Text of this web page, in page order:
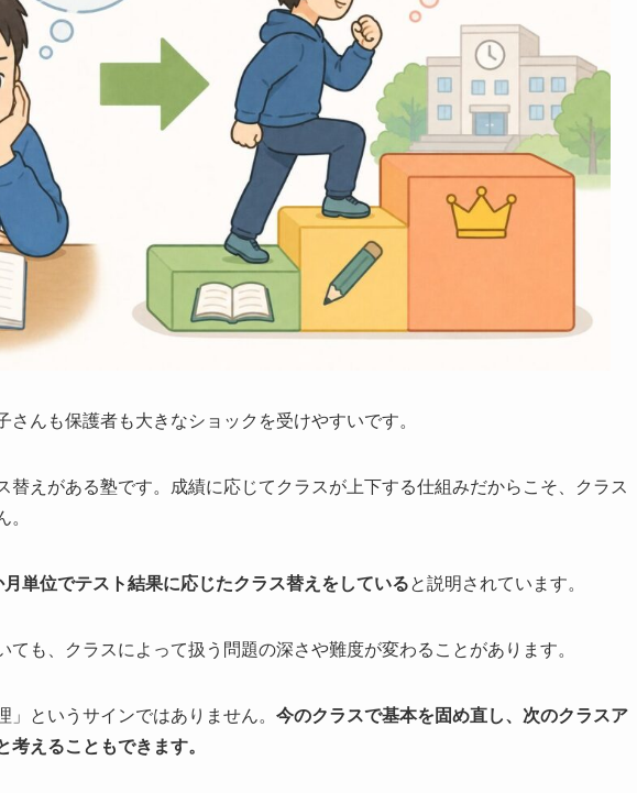
んも保護者も大きなショックを受けやすいです。
替えがある塾です。成績に応じてクラスが上下する仕組みだからこそ、クラス
。
月単位でテスト結果に応じたクラス替えをしていると説明されています。
も、クラスによって扱う問題の深さや難度が変わることがあります。
というサインではありません。 今のクラスで基本を固め直し、次のクラスア
考えることもできます。